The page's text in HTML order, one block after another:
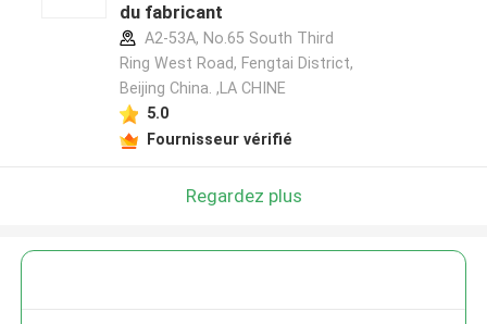
du fabricant
A2-53A, No.65 South Third
Ring West Road, Fengtai District,
Beijing China. ,LA CHINE
5.0
Fournisseur vérifié
Regardez plus